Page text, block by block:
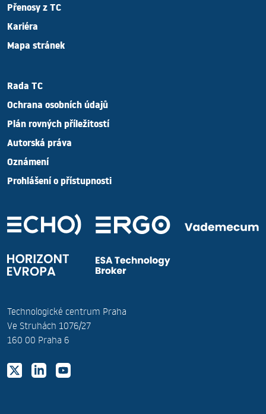
Přenosy z TC
Kariéra
Mapa stránek
Rada TC
Ochrana osobních údajů
Plán rovných příležitostí
Autorská práva
Oznámení
Prohlášení o přístupnosti
Technologické centrum Praha
Ve Struhách 1076/27
160 00 Praha 6